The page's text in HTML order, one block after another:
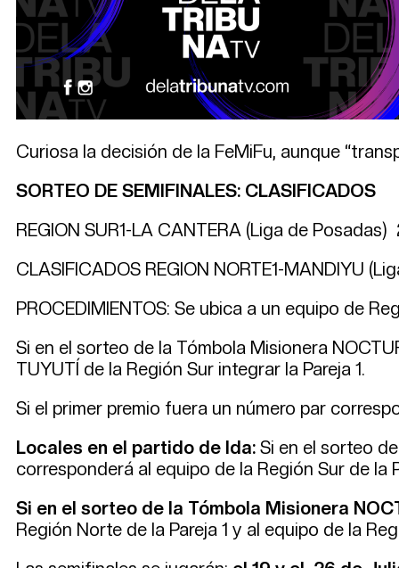
Curiosa la decisión de la FeMiFu, aunque
SORTEO DE SEMIFINALES: CLASIFICADOS
REGION SUR1-LA CANTERA (Liga de
CLASIFICADOS REGION NORTE1-MANDIYU
PROCEDIMIENTOS: Se ubica a un equipo de
Si en el sorteo de la Tómbola Misionera
TUYUTÍ de la Región Sur integrar la Pareja 1.
Si el primer premio fuera un número par
Locales en el partido de Ida: Si en el sorteo
corresponderá al equipo de la Región Sur de la
Si en el sorteo de la Tómbola Misionera
Región Norte de la Pareja 1 y al equipo de la